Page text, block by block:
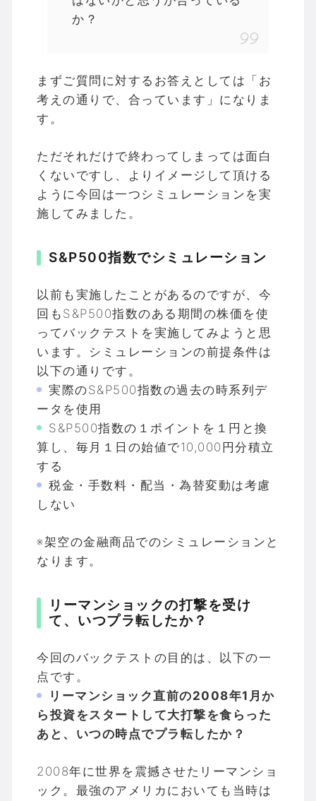
か？
まずご質問に対するお答えとしては「お
考えの通りで、合っています」になりま
す。
ただそれだけで終わってしまっては面白
くないですし、よりイメージして頂ける
ように今回は一つシミュレーションを実
施してみました。
S&P500指数でシミュレーション
以前も実施したことがあるのですが、今
回もS&P500指数のある期間の株価を使
ってバックテストを実施してみようと思
います。シミュレーションの前提条件は
以下の通りです。
実際のS&P500指数の過去の時系列デ
ータを使用
S&P500指数の１ポイントを１円と換
算し、毎月１日の始値で10,000円分積立
する
税金・手数料・配当・為替変動は考慮
しない
※架空の金融商品でのシミュレーションと
なります。
リーマンショックの打撃を受け
て、いつプラ転したか？
今回のバックテストの目的は、以下の一
点です。
リーマンショック直前の2008年1月か
ら投資をスタートして大打撃を食らった
あと、いつの時点でプラ転したか？
2008年に世界を震撼させたリーマンショ
ック。最強のアメリカにおいても当時は